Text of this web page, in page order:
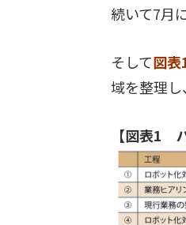
続いて7月
そして図表
域を整理
【図表1